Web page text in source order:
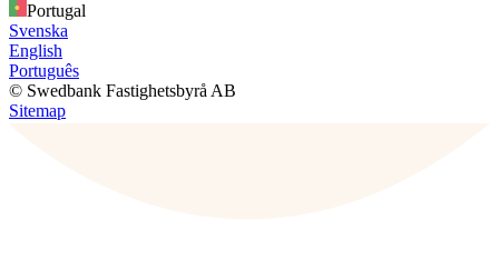
Portugal
Svenska
English
Português
© Swedbank Fastighetsbyrå AB
Sitemap